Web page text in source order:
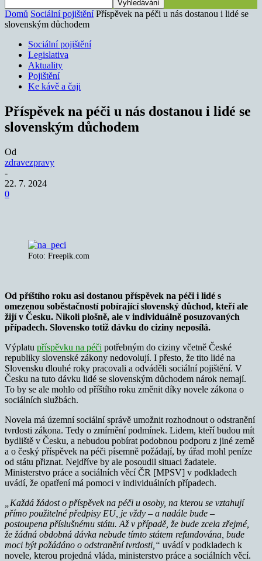
Domů Sociální pojištění Příspěvek na péči u nás dostanou i lidé se
slovenským důchodem
Sociální pojištění
Legislativa
Aktuality
Pojištění
Ke kávě a čaji
Příspěvek na péči u nás dostanou i lidé se
slovenským důchodem
Od
zdravezpravy
-
22. 7. 2024
0
Foto: Freepik.com
Od příštího roku asi dostanou příspěvek na péči i lidé s
omezenou soběstačností pobírající slovenský důchod, kteří ale
žijí v Česku. Nikoli plošně, ale v individuálně posuzovaných
případech. Slovensko totiž dávku do ciziny neposílá.
Výplatu příspěvku na péči potřebným do ciziny včetně České
republiky slovenské zákony nedovolují. I přesto, že tito lidé na
Slovensku dlouhé roky pracovali a odváděli sociální pojištění. V
Česku na tuto dávku lidé se slovenským důchodem nárok nemají.
To by se ale mohlo od příštího roku změnit díky novele zákona o
sociálních službách.
Novela má územní sociální správě umožnit rozhodnout o odstranění
tvrdosti zákona. Tedy o zmírnění podmínek. Lidem, kteří budou mít
bydliště v Česku, a nebudou pobírat podobnou podporu z jiné země
a o český příspěvek na péči písemně požádají, by úřad mohl peníze
od státu přiznat. Nejdříve by ale posoudil situaci žadatele.
Ministerstvo práce a sociálních věcí ČR [MPSV] v podkladech
uvádí, že opatření má pomoci v individuálních případech.
„Každá žádost o příspěvek na péči u osoby, na kterou se vztahují
přímo použitelné předpisy EU, je vždy – a nadále bude –
postoupena příslušnému státu. Až v případě, že bude zcela zřejmé,
že žádná obdobná dávka nebude tímto státem refundována, bude
moci být požádáno o odstranění tvrdosti,“ uvádí v podkladech k
novele, kterou projedná vláda, ministerstvo práce a sociálních věcí.